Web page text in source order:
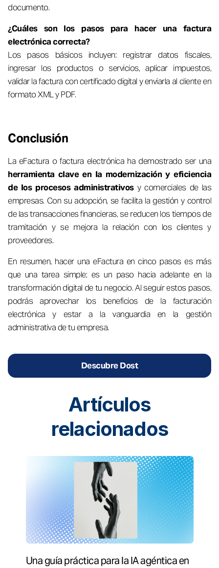
documento.
¿Cuáles son los pasos para hacer una factura
electrónica correcta?
Los pasos básicos incluyen: registrar datos fiscales,
ingresar los productos o servicios, aplicar impuestos,
validar la factura con certificado digital y enviarla al cliente en
formato XML y PDF.
Conclusión
La eFactura o factura electrónica ha demostrado ser una
herramienta clave en la modernización y eficiencia
de los procesos administrativosy comerciales de las
empresas. Con su adopción, se facilita la gestión y control
de las transacciones financieras, se reducen los tiempos de
tramitación y se mejora la relación con los clientes y
proveedores.
En resumen, hacer una eFactura en cinco pasos es más
que una tarea simple; es un paso hacia adelante en la
transformación digital de tu negocio. Al seguir estos pasos,
podrás aprovechar los beneficios de la facturación
electrónica y estar a la vanguardia en la gestión
administrativa de tu empresa.
Descubre Dost
Artículos
relacionados
Una guía práctica para la IA agéntica en